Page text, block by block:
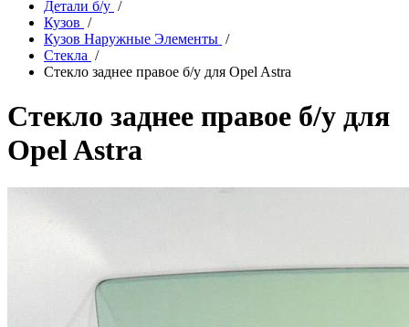
Детали б/у /
Кузов /
Кузов Наружные Элементы /
Стекла /
Стекло заднее правое б/у для Opel Astra
Стекло заднее правое б/у для
Opel Astra